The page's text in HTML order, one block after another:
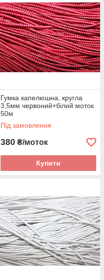
Гумка капелюшна, кругла
3,5мм червоний+білий моток
50м
Під замовлення
380 ₴/моток
Купити